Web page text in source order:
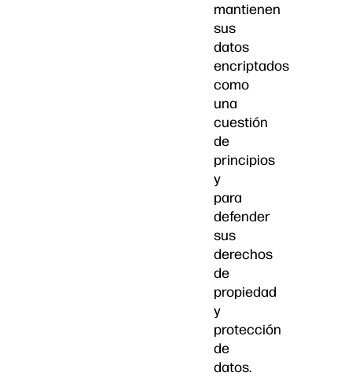
mantienen
sus
datos
encriptados
como
una
cuestión
de
principios
y
para
defender
sus
derechos
de
propiedad
y
protección
de
datos.